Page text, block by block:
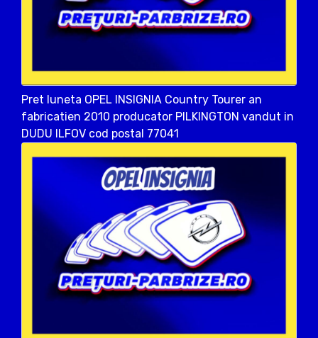
Pret luneta OPEL INSIGNIA Country Tourer an
fabricatien 2010 producator PILKINGTON vandut in
DUDU ILFOV cod postal 77041